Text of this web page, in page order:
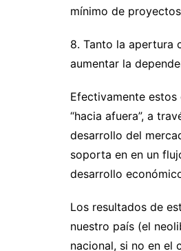
mínimo de
8. Tanto la apertura
aumentar la
Efectivamente
“hacia afuera”, a
desarrollo del
soporta en en un
desarrollo
Los resultados de
nuestro país (el
nacional, si no en el